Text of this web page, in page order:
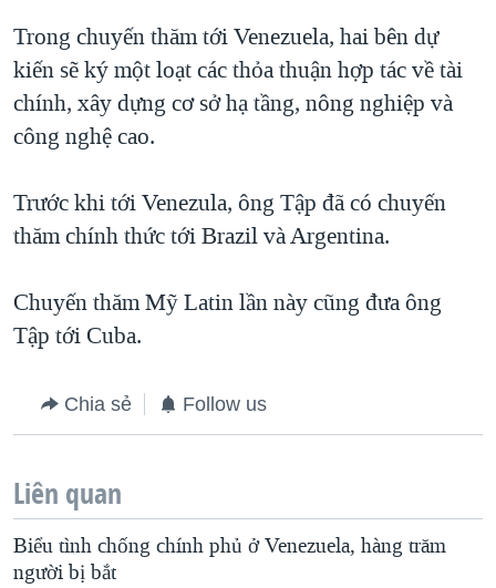
Trong chuyến thăm tới Venezuela, hai bên dự
kiến sẽ ký một loạt các thỏa thuận hợp tác về tài
chính, xây dựng cơ sở hạ tầng, nông nghiệp và
công nghệ cao.
Trước khi tới Venezula, ông Tập đã có chuyến
thăm chính thức tới Brazil và Argentina.
Chuyến thăm Mỹ Latin lần này cũng đưa ông
Tập tới Cuba.
Chia sẻ Follow us
Liên quan
Biểu tình chống chính phủ ở Venezuela, hàng trăm
người bị bắt